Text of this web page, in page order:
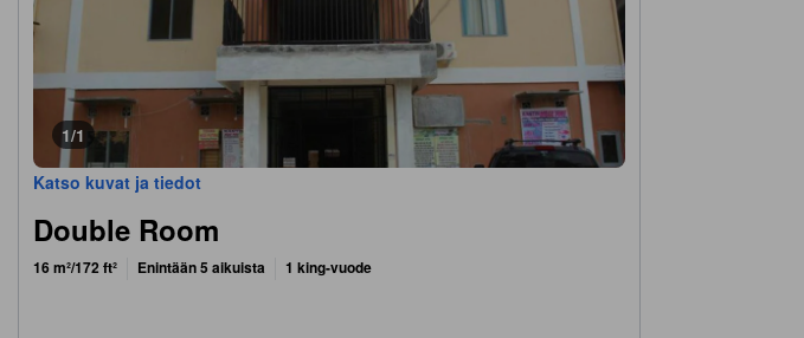
1/1
Katso kuvat ja tiedot
Double Room
16 m²/172 ft² Enintään 5 aikuista 1 king-vuode